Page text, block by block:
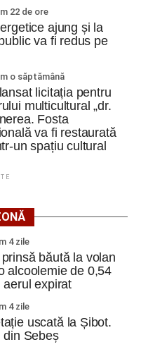
ca sursă
Google
și la o expoziție din
„David Prodan”
prin
dezvăluit de
care a lucrat pentru
22 de ore
ajung și la
va fi redus pe
o săptămână
licitația pentru
multicultural „dr.
Fosta
va fi restaurată
un spațiu cultural
4 zile
băută la volan
alcoolemie de 0,54
aerul expirat
4 zile
uscată la Șibot.
din Sebeș